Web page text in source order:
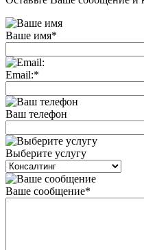
Ваше имя*
Email:*
Ваш телефон
Выберите услугу
Ваше сообщение*